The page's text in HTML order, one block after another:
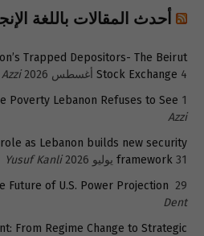
أحدث المقالات باللغة
Trapped Depositors- The Beirut
Stock Exchange 4 أغسطس 2026
Poverty Lebanon Refuses to See 1 أغسطس 2026
Azzi
as Lebanon builds new security
framework 31 يوليو 2026
Yusuf Kanli
Future of U.S. Power Projection 29 يوليو 2026
Dent
From Regime Change to Strategic